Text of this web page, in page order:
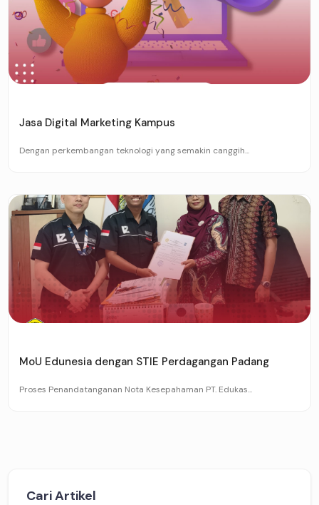
Jasa Digital Marketing Kampus
Dengan perkembangan teknologi yang semakin canggih...
MoU Edunesia dengan STIE Perdagangan Padang
Proses Penandatanganan Nota Kesepahaman PT. Edukas...
Cari Artikel